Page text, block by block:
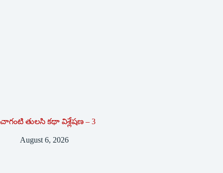
చాగంటి తులసి కథా విశ్లేషణ – 3
August 6, 2026